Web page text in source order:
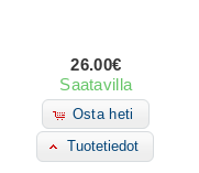
26.00€
Saatavilla
Osta heti
Tuotetiedot